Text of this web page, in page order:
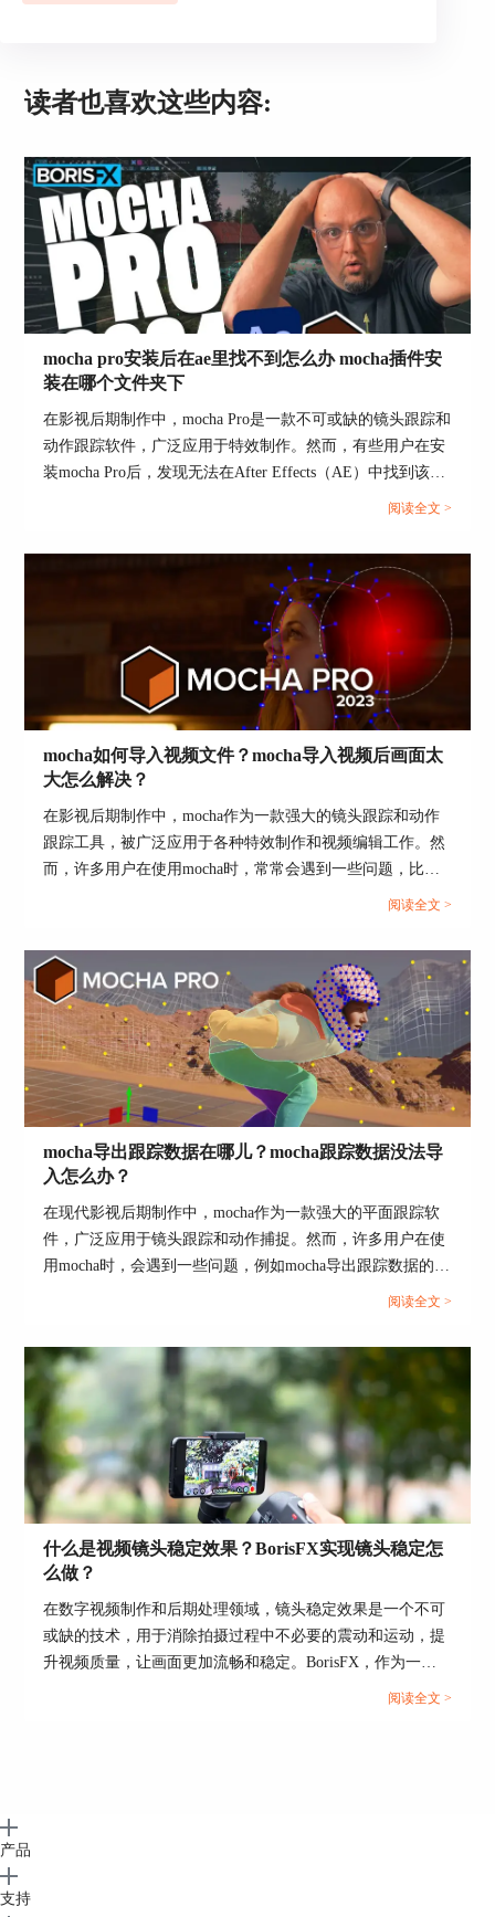
图3： Boris Mocha Pro
1、准确的路径选择：在进行马赛克处理时，我们
需要准确地选择车牌的边缘，以确保马赛克的精确
覆盖。
2、选择合适的跟踪模式：如果车辆在画面中的运
动较为复杂，可能需要选择多种跟踪模式，以获取
最好的跟踪效果。
情况时，我们可以利用插帧技术，通过前后帧的信
4、马赛克的尺寸选择：根据隐私保护的需求，可
以调整马赛克的尺寸。如果需要完全隐藏车牌信
息，可以选择较大的马赛克；如果只需要部分隐
藏，可以选择较小的马赛克。
总的来说，Boris Mocha Pro是一款功能强大的视频
后期处理软件，其强大的平面跟踪技术和灵活的参
数调整功能，可以轻松满足我们对视频中车牌打马
赛克的需求。只要我们掌握了正确的操作方法和注
意事项，就能在保护个人隐私的同时，保持视频的
观赏性。
以上就是Boris Mocha Pro怎么给视频车牌打马赛克
私，同时不影响观看者对整个场景的理解。Mocha
种复杂的视频后期处理。希望这篇文章能帮助你更
好地理解和使用Mocha Pro，提升你的视频编辑技
能。
读者也喜欢这些内容:
mocha pro安装后在ae里找不到怎么办 mocha插件安
装在哪个文件夹下
在影视后期制作中，mocha Pro是一款不可或缺的镜头跟踪和
动作跟踪软件，广泛应用于特效制作。然而，有些用户在安
装mocha Pro后，发现无法在After Effects（AE）中找到该插
件，这给他们的工作带来了困扰。本文将详细讨论mocha pro
下，并探讨mocha pro是否能够添加马赛克效果。...
阅读全文 >
mocha如何导入视频文件？mocha导入视频后画面太
大怎么解决？
在影视后期制作中，mocha作为一款强大的镜头跟踪和动作
跟踪工具，被广泛应用于各种特效制作和视频编辑工作。然
而，许多用户在使用mocha时，常常会遇到一些问题，比如
如何导入视频文件，以及导入视频后画面太大该怎么解决。
序，以帮助用户更好地掌握这款工具的使用方法。...
阅读全文 >
mocha导出跟踪数据在哪儿？mocha跟踪数据没法导
入怎么办？
在现代影视后期制作中，mocha作为一款强大的平面跟踪软
件，广泛应用于镜头跟踪和动作捕捉。然而，许多用户在使
用mocha时，会遇到一些问题，例如mocha导出跟踪数据的存
储位置以及跟踪数据无法导入的问题。本文将详细探讨这些
解和使用这款软件。...
阅读全文 >
什么是视频镜头稳定效果？BorisFX实现镜头稳定怎
么做？
在数字视频制作和后期处理领域，镜头稳定效果是一个不可
或缺的技术，用于消除拍摄过程中不必要的震动和运动，提
升视频质量，让画面更加流畅和稳定。BorisFX，作为一款
高级的图像处理软件和视频特效插件，提供了强大的工具
阅读全文 >
产品
支持